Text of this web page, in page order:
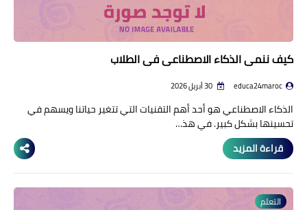
كيف ننمي الذكاء الاصطناعي في الطلاب
educa24maroc
الذكاء الاصطناعي هو أحد أهم التقنيات التي تتغير حياتنا ويسهم في
تحسينها بشكل كبير. في هذ…
قراءة المزيد
التعلم